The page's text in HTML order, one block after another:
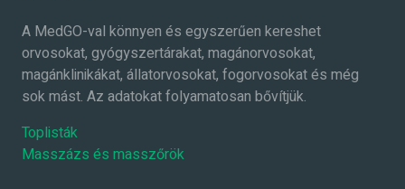
A MedGO-val könnyen és egyszerűen kereshet
orvosokat, gyógyszertárakat, magánorvosokat,
magánklinikákat, állatorvosokat, fogorvosokat és még
sok mást. Az adatokat folyamatosan bővítjük.
Toplisták
Masszázs és masszőrök